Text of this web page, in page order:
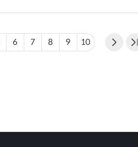
6 7 8 9 10